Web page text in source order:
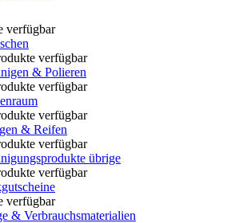
verfügbar
verfügbar
& Polieren
verfügbar
verfügbar
& Reifen
verfügbar
übrige
verfügbar
verfügbar
& Verbrauchsmaterialien